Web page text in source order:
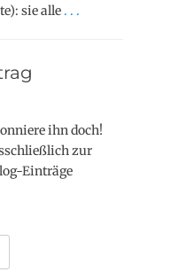
sie alle . . .
ihn doch!
zur
Einträge